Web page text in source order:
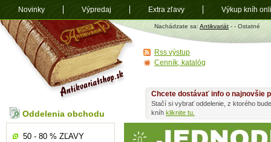
Antikvariát
shop.sk
Nachádzate sa: Antikvariát - - Ostatné
Chcete dostávať info o najnovšie
Stačí si vybrať oddelenie, z ktorého
kníh kliknite tu.
Oddelenia obchodu
50 - 80 % ZĽAVY
Rss výstup
Cenník, katalóg
Novinky Výpredaj Extra zľavy Výkup kníh